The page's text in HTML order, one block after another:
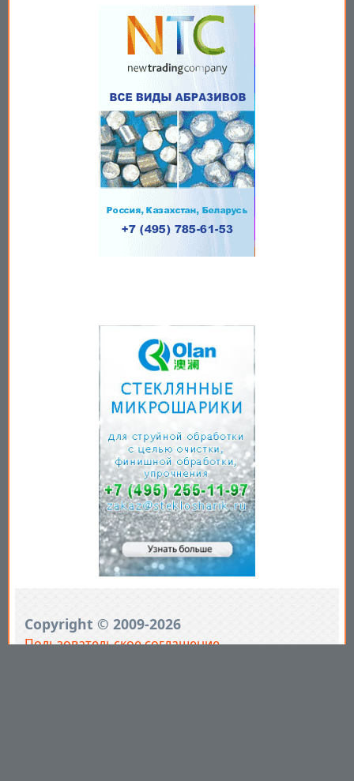
Copyright © 2009-2026
Пользовательское соглашение.